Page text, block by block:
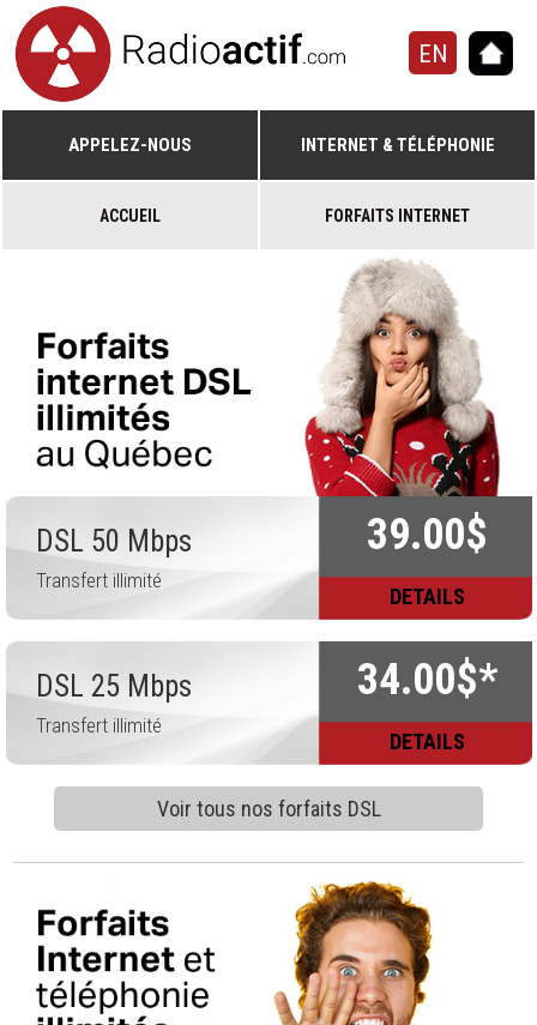
EN
APPELEZ-NOUS INTERNET & TÉLÉPHONIE
ACCUEIL FORFAITS INTERNET
DSL 50 Mbps
Transfert illimité
39.00$
DETAILS
DSL 25 Mbps
Transfert illimité
34.00$*
DETAILS
Voir tous nos forfaits DSL